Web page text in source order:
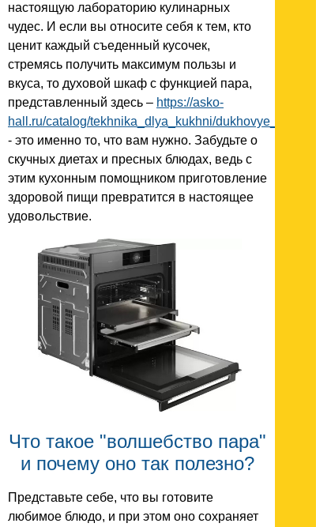
настоящую лабораторию кулинарных
чудес. И если вы относите себя к тем, кто
ценит каждый съеденный кусочек,
стремясь получить максимум пользы и
вкуса, то духовой шкаф с функцией пара,
представленный здесь – https://asko-
hall.ru/catalog/tekhnika_dlya_kukhni/
- это именно то, что вам нужно. Забудьте о
скучных диетах и пресных блюдах, ведь с
этим кухонным помощником приготовление
здоровой пищи превратится в настоящее
удовольствие.
Что такое "волшебство пара"
и почему оно так полезно?
Представьте себе, что вы готовите
любимое блюдо, и при этом оно сохраняет